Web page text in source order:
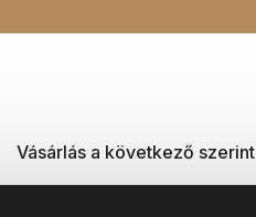
Vásárlás a következő szerint